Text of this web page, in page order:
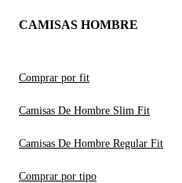
CAMISAS HOMBRE
Comprar por fit
Camisas De Hombre Slim Fit
Camisas De Hombre Regular Fit
Comprar por tipo